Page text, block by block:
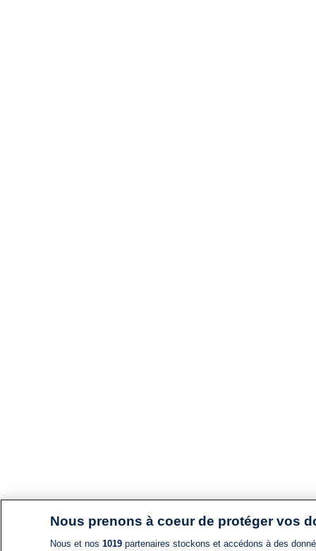
Nous prenons à coeur de protéger vos
Nous et nos 1019partenaires stockons et accédons à des